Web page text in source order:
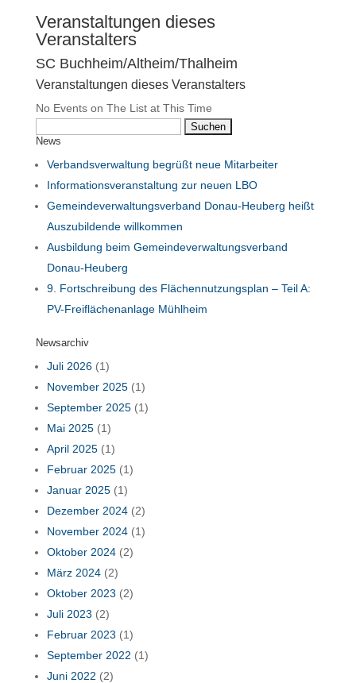
Veranstaltungen dieses
Veranstalters
SC Buchheim/Altheim/Thalheim
Veranstaltungen dieses Veranstalters
No Events on The List at This Time
nach:
News
Verbandsverwaltung begrüßt neue Mitarbeiter
Informationsveranstaltung zur neuen LBO
Gemeindeverwaltungsverband Donau-Heuberg heißt
Auszubildende willkommen
Ausbildung beim Gemeindeverwaltungsverband
Donau-Heuberg
9. Fortschreibung des Flächennutzungsplan – Teil A:
PV-Freiflächenanlage Mühlheim
Newsarchiv
Juli 2026(1)
November 2025(1)
September 2025(1)
Mai 2025(1)
April 2025(1)
Februar 2025(1)
Januar 2025(1)
Dezember 2024(2)
November 2024(1)
Oktober 2024(2)
März 2024(2)
Oktober 2023 (2)
Juli 2023 (2)
Februar 2023 (1)
September 2022 (1)
Juni 2022 (2)